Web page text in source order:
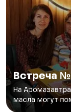
Встреча
На
масла могут